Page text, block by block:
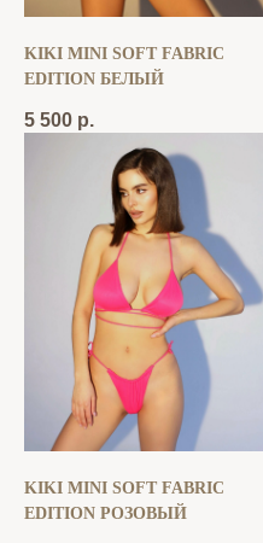
KIKI MINI SOFT FABRIC
EDITION БЕЛЫЙ
5 500 р.
KIKI MINI SOFT FABRIC
EDITION РОЗОВЫЙ